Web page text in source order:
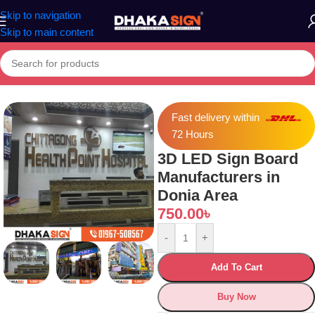
Skip to navigation
Skip to main content
Home»Shop»3D LED Sign Board Manufacturers in Donia Area
Fast delivery within
72 Hours
3D LED Sign Board
Manufacturers in
Donia Area
750.00৳
- +
Add To Cart
Buy Now